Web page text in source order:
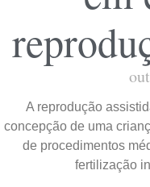
A reprodução
concepção de uma
de procedimentos
fertilização